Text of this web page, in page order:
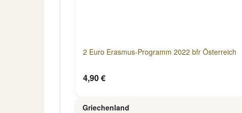
2 Euro Erasmus-Programm 2022 bfr Österreich
4,90 €
Griechenland